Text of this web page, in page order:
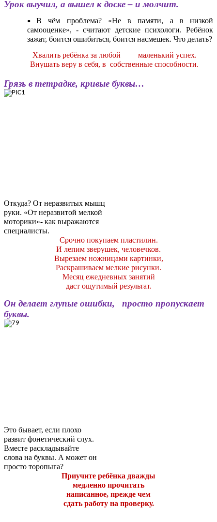
Урок выучил, а вышел к доске – и молчит.
В чём проблема? «Не в памяти, а в низкой
самооценке», - считают детские психологи. Ребёнок
зажат, боится ошибиться, боится насмешек. Что делать?
Хвалить ребёнка за любой маленький успех.
Внушать веру в себя, в собственные способности.
Грязь в тетрадке, кривые буквы…
Откуда? От неразвитых мышц
руки. «От неразвитой мелкой
моторики»- как выражаются
специалисты.
Срочно покупаем пластилин.
И лепим зверушек, человечков.
Вырезаем ножницами картинки,
Раскрашиваем мелкие рисунки.
Месяц ежедневных занятий
даст ощутимый результат.
Он делает глупые ошибки, просто пропускает
буквы.
Это бывает, если плохо
развит фонетический слух.
Вместе раскладывайте
слова на буквы. А может он
просто торопыга?
Приучите ребёнка дважды
медленно прочитать
написанное, прежде чем
сдать работу на проверку.